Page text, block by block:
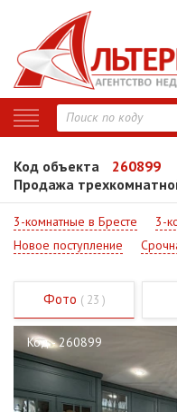
Код объекта
260899
Продажа
3-комнатные в Бресте 3-
Новое поступление
Фото ( 23 )
Код - 260899